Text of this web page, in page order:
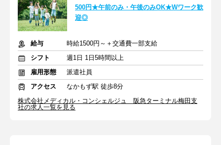
500円★午前のみ・午後のみOK★Wワーク歓
迎◎
給与
時給1500円～＋交通費一部支給
シフト
週1日 1日5時間以上
雇用形態
派遣社員
アクセス
なかもず駅 徒歩8分
株式会社メディカル・コンシェルジュ 阪急ターミナル梅田支
社の求人一覧を見る